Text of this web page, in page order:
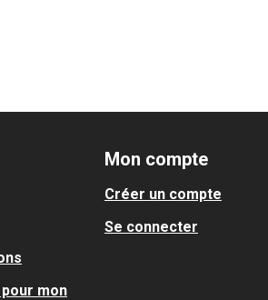
mon
Mon compte
Créer un compte
Se connecter